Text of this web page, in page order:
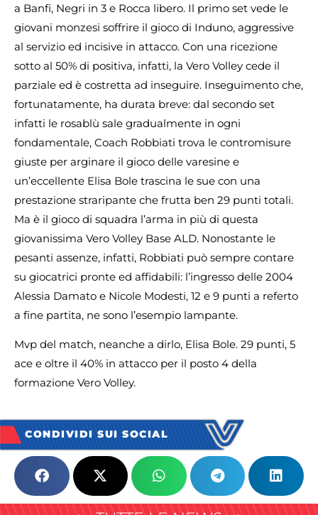
a Banfi, Negri in 3 e Rocca libero. Il primo set vede le
giovani monzesi soffrire il gioco di Induno, aggressive
al servizio ed incisive in attacco. Con una ricezione
sotto al 50% di positiva, infatti, la Vero Volley cede il
parziale ed è costretta ad inseguire. Inseguimento che,
fortunatamente, ha durata breve: dal secondo set
infatti le rosablù sale gradualmente in ogni
fondamentale, Coach Robbiati trova le contromisure
giuste per arginare il gioco delle varesine e
un’eccellente Elisa Bole trascina le sue con una
prestazione straripante che frutta ben 29 punti totali.
Ma è il gioco di squadra l’arma in più di questa
giovanissima Vero Volley Base ALD. Nonostante le
pesanti assenze, infatti, Robbiati può sempre contare
su giocatrici pronte ed affidabili: l’ingresso delle 2004
Alessia Damato e Nicole Modesti, 12 e 9 punti a referto
a fine partita, ne sono l’esempio lampante.
Mvp del match, neanche a dirlo, Elisa Bole. 29 punti, 5
ace e oltre il 40% in attacco per il posto 4 della
formazione Vero Volley.
CONDIVIDI SUI SOCIAL